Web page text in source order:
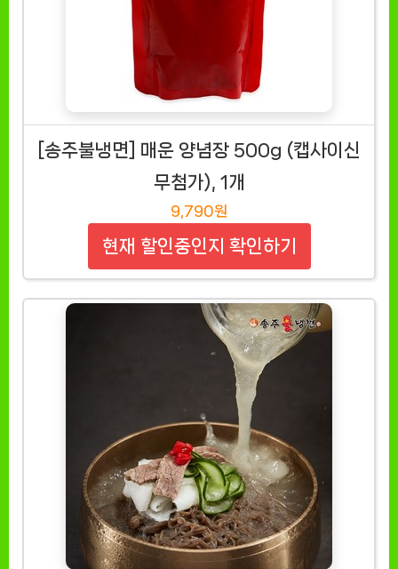
[송주불냉면] 매운 양념장 500g (캡사이신
무첨가), 1개
9,790원
현재 할인중인지 확인하기